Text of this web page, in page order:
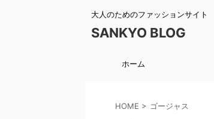
大人のためのファッションサイト
SANKYO BLOG
ホーム
HOME > ゴージャス